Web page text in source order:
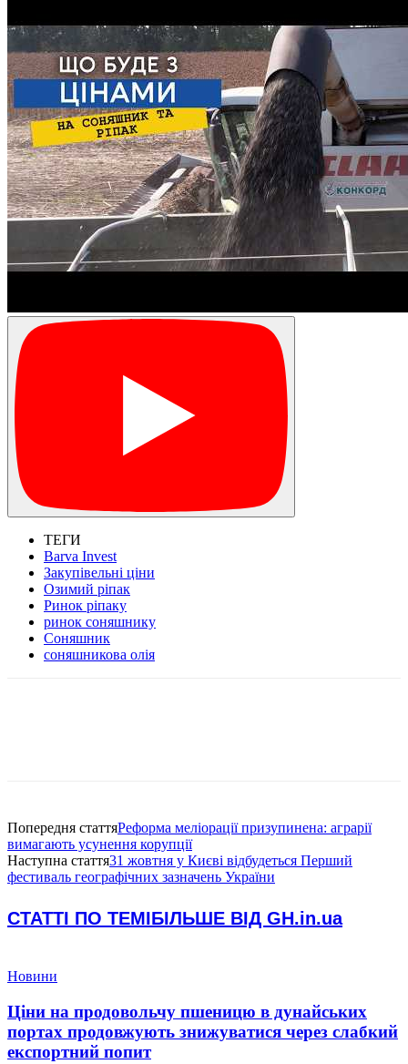
ТЕГИ
Barva Invest
Закупівельні ціни
Озимий ріпак
Ринок ріпаку
ринок соняшнику
Соняшник
соняшникова олія
Попередня статтяРеформа меліорації призупинена: аграрії
вимагають усунення корупції
Наступна стаття31 жовтня у Києві відбудеться Перший
фестиваль географічних зазначень України
СТАТТІ ПО ТЕМІБІЛЬШЕ ВІД GH.in.ua
Новини
Ціни на продовольчу пшеницю в дунайських
портах продовжують знижуватися через слабкий
експортний попит